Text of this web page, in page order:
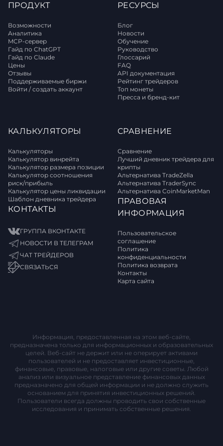
ПРОДУКТ
Возможности
Аналитика
MCP-сервер
Гайд по ChatGPT
Гайд по Claude
Цены
Отзывы
Поддерживаемые биржи
Войти / создать аккаунт
РЕСУРСЫ
Блог
Новости
Обучение
Руководство
Глоссарий
FAQ
API документация
Рейтинг трейдеров
Топ монеты
Пресса и бренд-кит
КАЛЬКУЛЯТОРЫ
Калькуляторы
Калькулятор винрейта
Калькулятор размера позиции
Калькулятор соотношения
риск/прибыль
Калькулятор цены ликвидации
Шаблон дневника трейдера
КОНТАКТЫ
ГРУППА ВКОНТАКТЕ
НОВОСТИ В ТЕЛЕГРАМ
ЧАТ ТРЕЙДЕРОВ
СВЯЗАТЬСЯ
СРАВНЕНИЕ
Сравнение
Лучший дневник трейдера для
крипты
Альтернатива TradeZella
Альтернатива TraderSync
Альтернатива CoinMarketMan
ПРАВОВАЯ
ИНФОРМАЦИЯ
Пользовательское
соглашение
Политика
конфиденциальности
Политика возврата
Контакты
Карта сайта
Информация, предоставленная на этом веб-сайте,
предназначена только для информационных и образовательных
целей. Веб-сайт не держит или не оперирует активами
пользователей и не предоставляет инвестиционные,
финансовые, правовые, налоговые или другие советы. Любой
анализ или визуальное представление финансовых данных
предназначено для общей информации и не должно служить
основанием для принятия инвестиционных решений.
Пользователи всегда должны проводить свои собственные
исследования и принимать собственные решения.